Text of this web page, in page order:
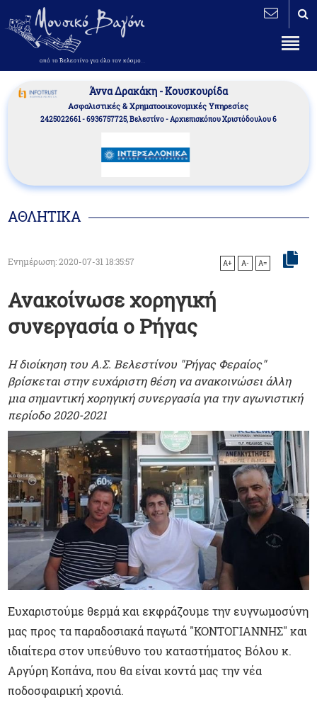
Άννα Δρακάκη - Κουσκουρίδα
Aσφαλιστικές & Χρηματοοικονομικές Υπηρεσίες
2425022661 - 6936757725, Βελεστίνο - Αρχιεπισκόπου Χριστόδουλου 6
ΑΘΛΗΤΙΚΑ
Ενημέρωση: 2020-07-31 18:35:57 A+ A- A=
Ανακοίνωσε χορηγική
συνεργασία ο Ρήγας
Η διοίκηση του Α.Σ. Βελεστίνου "Ρήγας Φεραίος"
βρίσκεται στην ευχάριστη θέση να ανακοινώσει άλλη
μια σημαντική χορηγική συνεργασία για την αγωνιστική
περίοδο 2020-2021
Ευχαριστούμε θερμά και εκφράζουμε την ευγνωμοσύνη
μας προς τα παραδοσιακά παγωτά "ΚΟΝΤΟΓΙΑΝΝΗΣ" και
ιδιαίτερα στον υπεύθυνο του καταστήματος Βόλου κ.
Αργύρη Κοπάνα, που θα είναι κοντά μας την νέα
ποδοσφαιρική χρονιά.